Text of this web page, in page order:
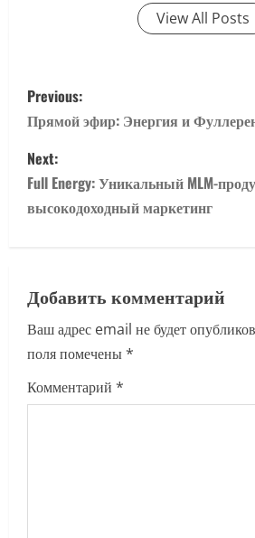
View All Posts
P
o
s
t
v
i
g
Previous:
Прямой эфир: Энергия и
Next:
Full Energy: Уникальный MLM-
высокодоходный маркетинг
Добавить комментарий
Ваш адрес email не будет
поля помечены*
Комментарий *